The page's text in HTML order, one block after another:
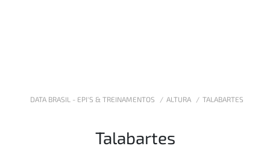
DATA BRASIL - EPI'S & TREINAMENTOS ALTURA TALABARTES
Talabartes